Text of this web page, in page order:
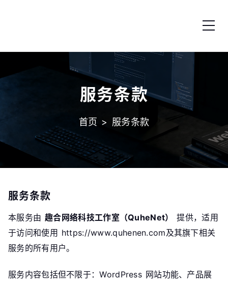
服务条款
首页 > 服务条款
服务条款
本服务由趣合网络科技工作室（QuheNet）
​ 提供，适用
于访问和使用 https://www.quhenen.com及其旗下相关
服务的所有用户。
服务内容包括但不限于：WordPress 网站功能、产品展